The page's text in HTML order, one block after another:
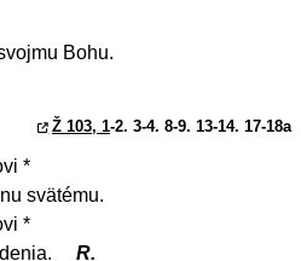
Bohu.
Ž 103, 1-2. 3-4. 8-9. 13-14. 17-18a
*
svätému.
*
R.